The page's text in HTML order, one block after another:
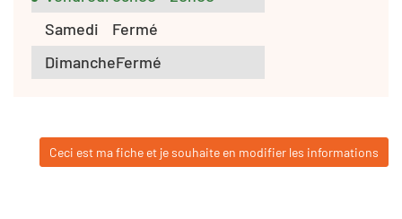
Samedi
Fermé
DimancheFermé
Ceci est ma fiche et je souhaite en modifier les informations